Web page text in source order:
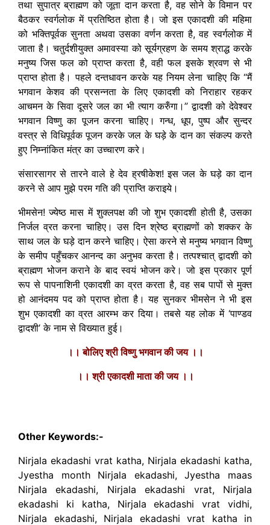
तथा सुपात्र ब्राह्मण को जूता दान करता है, वह सोने के विमान पर
बैठकर स्वर्गलोक में प्रतिष्ठित होता है। जो इस एकादशी की महिमा
को भक्तिपूर्वक सुनता अथवा उसका वर्णन करता है, वह स्वर्गलोक में
जाता है। चतुर्दशीयुक्त अमावस्या को सूर्यग्रहण के समय श्राद्ध करके
मनुष्य जिस फल को प्राप्त करता है, वही फल इसके श्रवण से भी
प्राप्त होता है। पहले दन्तधावन करके यह नियम लेना चाहिए कि “मैं
भगवान केशव की प्रसन्नता के लिए एकादशी को निराहार रहकर
आचमन के सिवा दूसरे जल का भी त्याग करुँगा।” द्वादशी को देवेश्वर
भगवान विष्णु का पूजन करना चाहिए। गन्ध, धूप, पुष्प और सुन्दर
वस्त्र से विधिपूर्वक पूजन करके जल के घड़े के दान का संकल्प करते
हुए निम्नांकित मंत्र का उच्चारण करे।
संसारसागर से तारने वाले हे देव ह्रषीकेश! इस जल के घड़े का दान
करने से आप मुझे परम गति की प्राप्ति कराइये।
भीमसेन! ज्येष्ठ मास में शुक्लपक्ष की जो शुभ एकादशी होती है, उसका
निर्जल व्रत करना चाहिए। उस दिन श्रेष्ठ ब्राह्मणों को शक्कर के
साथ जल के घड़े दान करने चाहिए। ऐसा करने से मनुष्य भगवान विष्णु
के समीप पहुँचकर आनन्द का अनुभव करता है। तत्पश्चात् द्वादशी को
ब्राह्मण भोजन कराने के बाद स्वयं भोजन करे। जो इस प्रकार पूर्ण
रूप से पापनाशिनी एकादशी का व्रत करता है, वह सब पापों से मुक्त
हो आनंदमय पद को प्राप्त होता है। यह सुनकर भीमसेन ने भी इस
शुभ एकादशी का व्रत आरम्भ कर दिया। तबसे यह लोक में ‘पाण्डव
द्वादशी’ के नाम से विख्यात हुई।
।। बोलिए श्री विष्णु भगवान की जय ।।
।। श्री एकादशी माता की जय ।।
to
increase
or
decrease
volume.
Other Keywords:-
Nirjala ekadashi vrat katha, Nirjala ekadashi katha,
Jyestha month Nirjala ekadashi, Jyestha maas
Nirjala ekadashi, Nirjala ekadashi vrat, Nirjala
ekadashi ki katha, Nirjala ekadashi vrat vidhi,
Nirjala ekadashi, Nirjala ekadashi vrat katha in